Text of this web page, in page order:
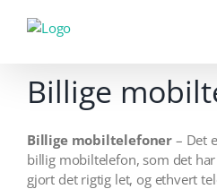
Billige
Billige mobiltelefoner – Det
billig mobiltelefon, som det
gjort det rigtig let, og ethvert